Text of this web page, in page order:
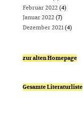
Februar 2022(4)
Januar 2022(7)
Dezember 2021 (4)
zur alten Homepage
Gesamte Literaturliste